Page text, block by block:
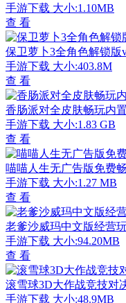
手游下载 大小:1.10MB
查 看
保卫萝卜3全角色解锁版
手游下载 大小:403.8M
查 看
香肠派对全皮肤畅玩内
手游下载 大小:1.83 GB
查 看
喵喵人生无广告版免费
手游下载 大小:1.27 MB
查 看
老爹沙威玛中文版经营
手游下载 大小:94.20MB
查 看
滚雪球3D大作战竞技对
手游下载 大小:48.9MB